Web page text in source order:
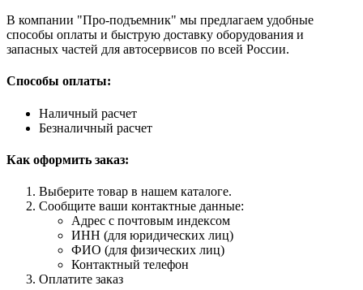
В компании "Про-подъемник" мы предлагаем удобные
способы оплаты и быструю доставку оборудования и
запасных частей для автосервисов по всей России.
Способы оплаты:
Наличный расчет
Безналичный расчет
Как оформить заказ:
Выберите товар в нашем каталоге.
Сообщите ваши контактные данные:
Адрес с почтовым индексом
ИНН (для юридических лиц)
ФИО (для физических лиц)
Контактный телефон
Оплатите заказ